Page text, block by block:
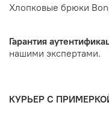
Хлопковые брюки
Гарантия
нашими экспертами.
КУРЬЕР С